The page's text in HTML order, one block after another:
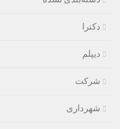
دکترا
دیپلم
شرکت
شهرداری